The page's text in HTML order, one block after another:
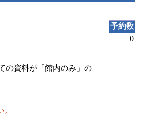
予約数
0
の資料が「館内のみ」の